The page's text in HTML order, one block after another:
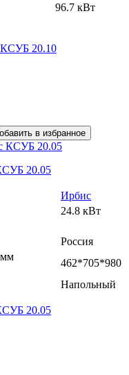
96.7 кВт
КСУБ 20.10
в избранное
20.05
Ирбис
24.8 кВт
Россия
462*705*980
Напольный
20.05